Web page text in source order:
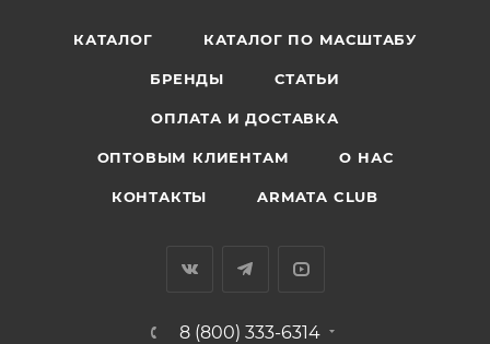
КАТАЛОГ КАТАЛОГ ПО МАСШТАБУ
БРЕНДЫ СТАТЬИ
ОПЛАТА И ДОСТАВКА
ОПТОВЫМ КЛИЕНТАМ О НАС
КОНТАКТЫ ARMATA CLUB
8 (800) 333-6314